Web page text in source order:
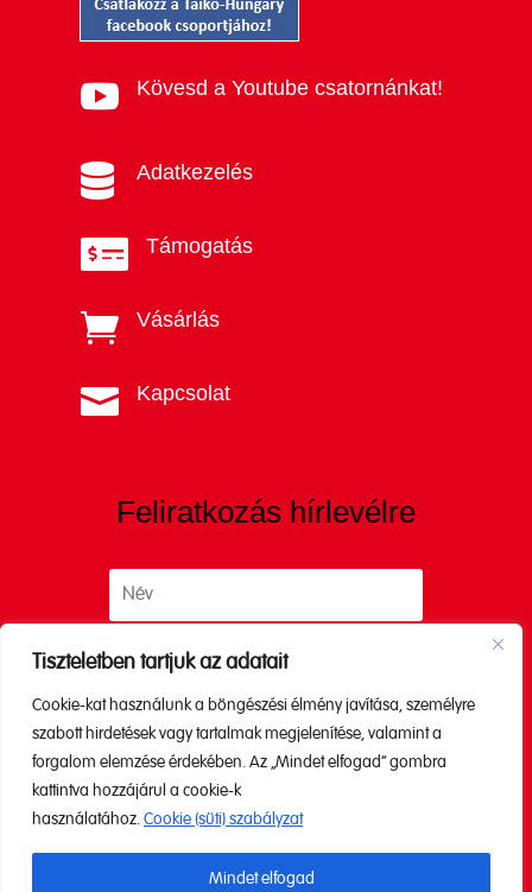
Tiszteletben tartjuk az adatait
Cookie-kat használunk a böngészési élmény javítása, személyre
szabott hirdetések vagy tartalmak megjelenítése, valamint a
forgalom elemzése érdekében. Az „Mindet elfogad” gombra
kattintva hozzájárul a cookie-k
használatához. Cookie (süti) szabályzat
Mindet elfogad
 Kövesd a Youtube csatornánkat!
 Adatkezelés
 Támogatás
 Vásárlás
 Kapcsolat
Feliratkozás hírlevélre
Küldés
A küldéssel elfogadod az
tájékoztatónkat.